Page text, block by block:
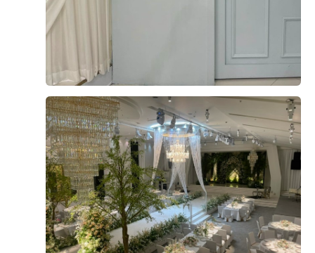
요로코롬 찍긔 요 두 개는 더베니르 직원분이 찍어주신 신
부 단독으로는 이로케나 많이 공주놀이를 마니마니 하시면
돼요 더베니르 사진 담당이신 직원분이 찍어주신 사진 너
무너무 감사하고 사랑해요(?) 잊지 못할 거여요 .. 저는 포
토부스도 추가해서 저희 둘의 사진을 또 남길 수 있었어요
포레스냅 외 않헤? 신부입장 전 작가님이 찍어주신 저희가
준비한 식전 식중영상도 문제 없이 잘 재생이 되었구요 본
식도 무사히 마무리 ! 더베니르 직원 분들이 계속 예쁘다 예
쁘다 해주시며 긴장도 풀어주신 덕에 조금 더 까불 수 있었
던 것 같아요 본식 후기 식사 하객분들이 가장 기대하실 식
사 ! 사실 음식이 가장 맛있어야 하는데 다행히 다들 맛있었
다고 하셨어요 !!! 개인적으로 시식 때보다 훨씬 나아진 것
같더라구요 소요시간 2부 연회장 돌고 식사하고 정산까지
다 하고 나오니 저녁 6시가 되었더라구요 저희가 하객분들
잘 나와있었고, 훨씬 먹기 좋게 보여있엇어요! 더베니르가
갈비탕이 그렇게 유명하다고 해서 1등으로 먹었는데..뽀얗
이 들정도로 맛있게먹었어요! 한식종류들이 전체적으로 제
입에 잘 맞았던거같아요 살짝? 자극적인맛인가 싶었는데
안자극적이면 맛이 있을수가없기떄문에!ㅎㅎㅎ전 만족하
고 먹었어요 전체적으로 첫식이다보니 음식들이 따뜻한 상
태였고 전종류들도 앞에서 바로 부쳐주시고 튀김도 바로해
주시고 해서 따뜻하게 먹어서 더 맛있엇습니다! 초밥, 만두
종류들이 정~~말 많아서 앞에서 한참 고민한거 같아요.
디저트 종류들도 케익부터 마시멜로우 까지 많았고 저는
젤라또가 그렇게 맛있더라구요! 3가지맛 다 신나게 먹고왔
어요! 예식시간이 90분이라 여유로워서 손님분들 식사하실
때도 너무 복잡하지 않을거 같아요! 여러가지 음식 먹어보
고 제 1등은 육회와 갈비탕 그리고 젤라또인거같아요!ㅎㅎ
더 베니르
우리 신랑신부님! 이렇게 소중한후기까지 남겨주셔서 너
는데 앞으로도 다양한메뉴로 맛있고 신선한 음식 꾸준히
유지하겠습니다! 다음에는 꼭 하객으로도 뵙길 바랄게용
^^
후기가 도움이 되었나요?
권진석, 박수진 시식후기